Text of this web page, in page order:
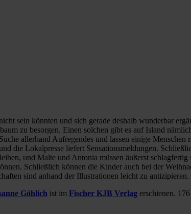
sein könnten und sich gerade deshalb wunderbar
zu besorgen. Einen solchen gibt es auf Island
allerhand Aufregendes und lassen einige
die Lokalpresse liefert Sensationsmeldungen.
und Malte und Antonia müssen äußerst
Schließlich können die Kinder auch bei der
sind anhand der Illustrationen leicht zu
Göhlich ist im Fischer KJB Verlag erschienen.